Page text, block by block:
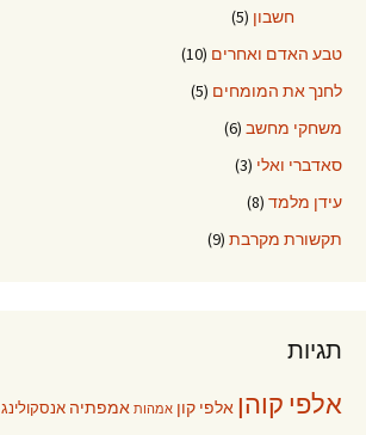
חשבון (5)
טבע האדם ואחרים (10)
לחנך את המומחים (5)
משחקי מחשב (6)
סאדברי ואלי (3)
עידן מלמד (8)
תקשורת מקרבת (9)
תגיות
אלפי קוהן אלפי קון אמהות אמפתיה אנסקולינג